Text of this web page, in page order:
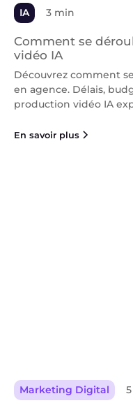
IA 3 min
Comment se
vidéo IA
Découvrez comment
en agence. Délais,
production vidéo IA
En savoir plus
Marketing Digital